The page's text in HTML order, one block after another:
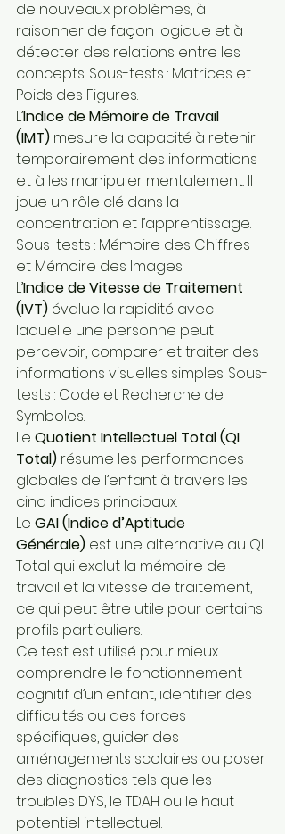
de nouveaux problèmes, à
raisonner de façon logique et à
détecter des relations entre les
concepts. Sous-tests : Matrices et
Poids des Figures.
L’Indice de Mémoire de Travail
(IMT) mesure la capacité à retenir
temporairement des informations
et à les manipuler mentalement. Il
joue un rôle clé dans la
concentration et l’apprentissage.
Sous-tests : Mémoire des Chiffres
et Mémoire des Images.
L’Indice de Vitesse de Traitement
(IVT) évalue la rapidité avec
laquelle une personne peut
percevoir, comparer et traiter des
informations visuelles simples. Sous-
tests : Code et Recherche de
Symboles.
Le Quotient Intellectuel Total (QI
Total) résume les performances
globales de l’enfant à travers les
cinq indices principaux.
Le GAI (Indice d’Aptitude
Générale) est une alternative au QI
Total qui exclut la mémoire de
travail et la vitesse de traitement,
ce qui peut être utile pour certains
profils particuliers.
Ce test est utilisé pour mieux
comprendre le fonctionnement
cognitif d’un enfant, identifier des
difficultés ou des forces
spécifiques, guider des
aménagements scolaires ou poser
des diagnostics tels que les
troubles DYS, le TDAH ou le haut
potentiel intellectuel.